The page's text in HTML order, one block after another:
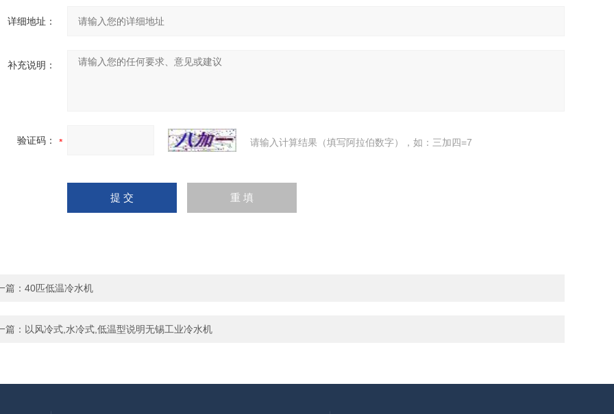
详细地址：
补充说明：
验证码： 请输入计算结果（填写阿拉伯数字），如：三加四=7
篇： 40匹低温冷水机
篇： 以风冷式,水冷式,低温型说明无锡工业冷水机